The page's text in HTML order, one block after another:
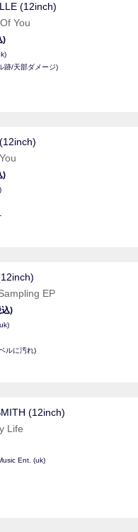
(12inch)
You
)
跡/天部ダメージ)
)
EP
)
ルに汚れ)
(12inch)
Life
Ent. (uk)